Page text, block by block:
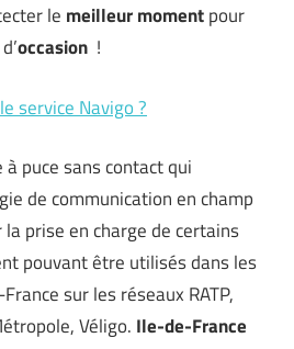
le meilleur momentpour
occasion !
service Navigo ?
puce sans contact qui
de communication en champ
prise en charge de certains
pouvant être utilisés dans les
sur les réseaux RATP,
Véligo. Ile-de-France